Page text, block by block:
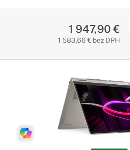
1 947,90 €
1 583,66 € bez DPH